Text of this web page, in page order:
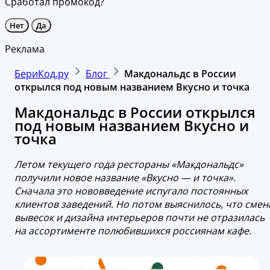
Нет Да
Реклама
БериКод.ру
Блог
Макдональдс в России
открылся под новым названием Вкусно и точка
Макдональдс в России открылся
под новым названием Вкусно и
точка
Летом текущего года рестораны «Макдональдс»
получили новое название «Вкусно — и точка».
Сначала это нововведение испугало постоянных
клиентов заведений. Но потом выяснилось, что
вывесок и дизайна интерьеров почти не отразилась
на ассортименте полюбившихся россиянам кафе.